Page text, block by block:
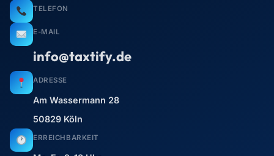
TELEFON
E-MAIL
info@taxtify.de
ADRESSE
Am Wassermann 28
50829 Köln
ERREICHBARKEIT